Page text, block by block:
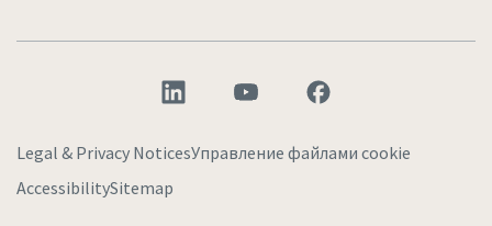
Legal & Privacy NoticesУправление файлами cookie
AccessibilitySitemap